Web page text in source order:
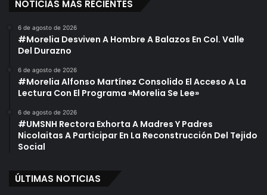
NOTICIAS MÁS RECIENTES
6 de agosto de 2026
#Morelia Desviven A Hombre A Balazos En Col. Valle
Del Durazno
6 de agosto de 2026
#Morelia Alfonso Martínez Consolido El Acceso A La
Lectura Con El Programa «Morelia Se Lee»
6 de agosto de 2026
#UMSNH Rectora Exhorta A Madres Y Padres
Nicolaitas A Participar En La Reconstrucción Del Tejido
Social
ÚLTIMAS NOTICIAS